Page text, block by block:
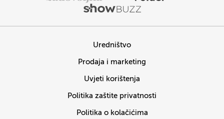
Uredništvo
Prodaja i marketing
Uvjeti korištenja
Politika zaštite privatnosti
Politika o kolačićima